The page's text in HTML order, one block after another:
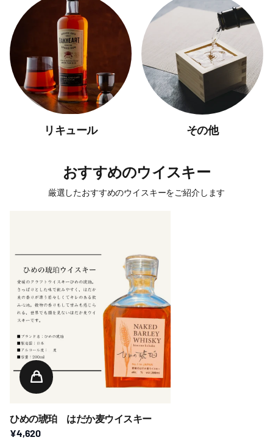
リキュール その他
おすすめのウイスキー
厳選したおすすめのウイスキーをご紹介します
ひめの琥珀 はだか麦ウイスキー
¥4,620